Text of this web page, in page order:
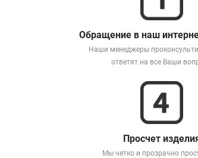
Обращение в наш
Наши менеджеры
ответят на все Ваши
Просчет
Мы четко и прозрачно